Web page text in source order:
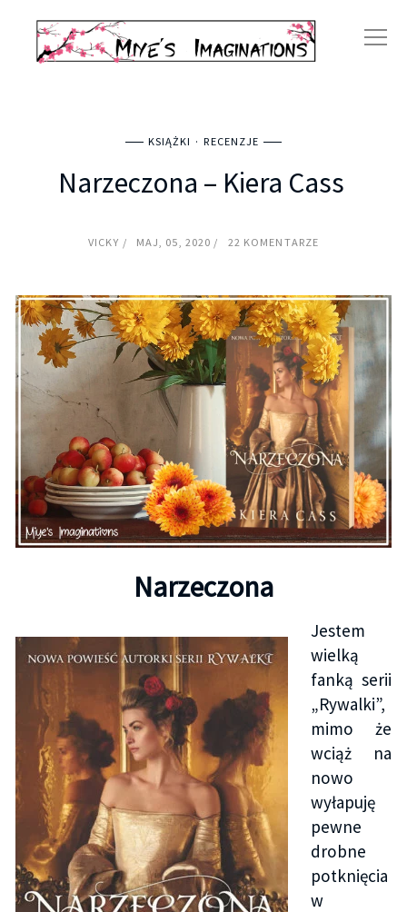
KSIĄŻKI RECENZJE
Narzeczona – Kiera Cass
VICKY MAJ, 05, 2020 22 KOMENTARZE
Narzeczona
Jestem
wielką
fanką serii
„Rywalki”,
mimo że
wciąż na
nowo
wyłapuję
pewne
drobne
potknięcia
w